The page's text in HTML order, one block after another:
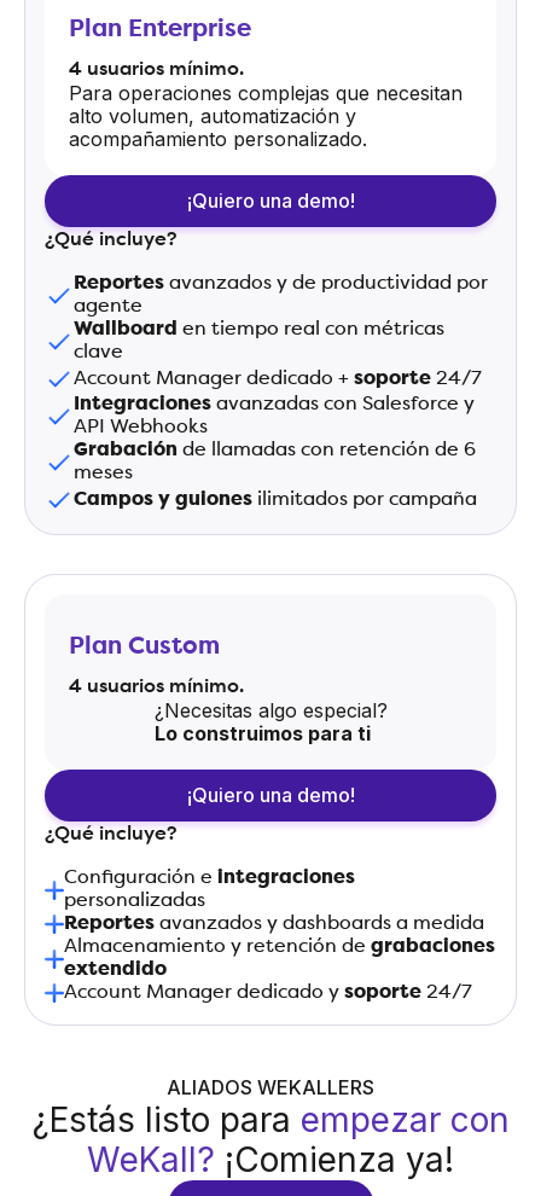
Plan Enterprise
4 usuarios mínimo.
Para operaciones complejas que necesitan
alto volumen, automatización y
acompañamiento personalizado.
¡Quiero una demo!
¿Qué incluye?
Reportes avanzados y de productividad por
agente
Wallboard en tiempo real con métricas
clave
Account Manager dedicado + soporte 24/7
Integraciones avanzadas con Salesforce y
API Webhooks
Grabación de llamadas con retención de 6
meses
Campos y guiones ilimitados por campaña
Plan Custom
4 usuarios mínimo.
¿Necesitas algo especial?
Lo construimos para ti
¡Quiero una demo!
¿Qué incluye?
Configuración e integraciones
personalizadas
Reportes avanzados y dashboards a medida
Almacenamiento y retención de grabaciones
extendido
Account Manager dedicado y soporte 24/7
ALIADOS WEKALLERS
¿Estás listo para empezar con
WeKall? ¡Comienza ya!